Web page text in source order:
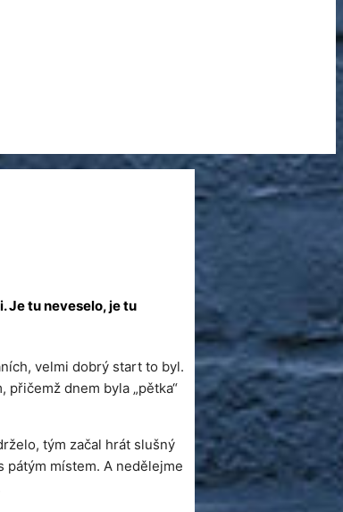
Je tu neveselo, je tu
velmi dobrý start to byl.
dnem byla „pětka“
tým začal hrát slušný
místem. A nedělejme